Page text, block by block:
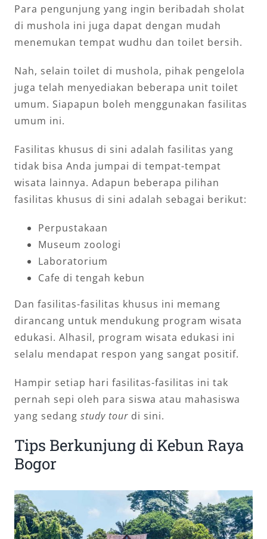
Para pengunjung yang ingin beribadah sholat
di mushola ini juga dapat dengan mudah
menemukan tempat wudhu dan toilet bersih.
Nah, selain toilet di mushola, pihak pengelola
juga telah menyediakan beberapa unit toilet
umum. Siapapun boleh menggunakan fasilitas
umum ini.
Fasilitas khusus di sini adalah fasilitas yang
tidak bisa Anda jumpai di tempat-tempat
wisata lainnya. Adapun beberapa pilihan
fasilitas khusus di sini adalah sebagai berikut:
Perpustakaan
Museum zoologi
Laboratorium
Cafe di tengah kebun
Dan fasilitas-fasilitas khusus ini memang
dirancang untuk mendukung program wisata
edukasi. Alhasil, program wisata edukasi ini
selalu mendapat respon yang sangat positif.
Hampir setiap hari fasilitas-fasilitas ini tak
pernah sepi oleh para siswa atau mahasiswa
yang sedang study tourdi sini.
Tips Berkunjung di Kebun Raya
Bogor